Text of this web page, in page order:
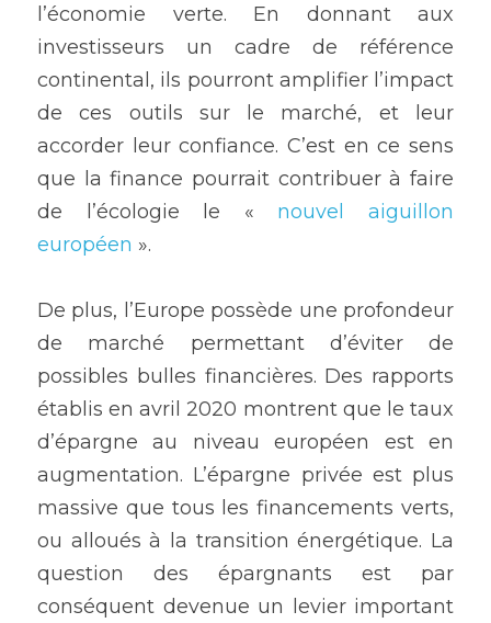
l’économie verte. En donnant aux
investisseurs un cadre de référence
continental, ils pourront amplifier l’impact
de ces outils sur le marché, et leur
accorder leur confiance. C’est en ce sens
que la finance pourrait contribuer à faire
de l’écologie le « nouvel aiguillon
européen ».
De plus, l’Europe possède une profondeur
de marché permettant d’éviter de
possibles bulles financières. Des rapports
établis en avril 2020 montrent que le taux
d’épargne au niveau européen est en
augmentation. L’épargne privée est plus
massive que tous les financements verts,
ou alloués à la transition énergétique. La
question des épargnants est par
conséquent devenue un levier important